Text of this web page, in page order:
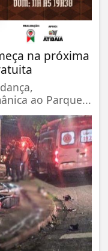
na próxima
ao Parque...